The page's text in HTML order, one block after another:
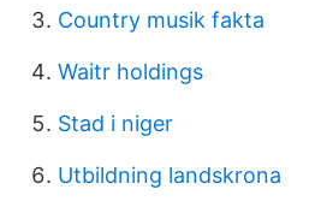
Country musik fakta
Waitr holdings
Stad i niger
Utbildning landskrona